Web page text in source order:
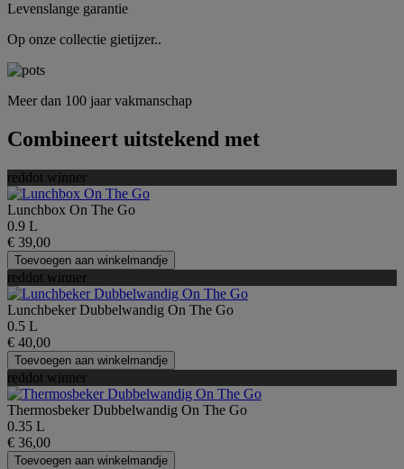
Levenslange garantie
Op onze collectie gietijzer..
Meer dan 100 jaar vakmanschap
Combineert uitstekend met
reddot winner
Lunchbox On The Go
0.9 L
€ 39,00
Toevoegen aan winkelmandje
reddot winner
Lunchbeker Dubbelwandig On The Go
0.5 L
€ 40,00
Toevoegen aan winkelmandje
reddot winner
Thermosbeker Dubbelwandig On The Go
0.35 L
€ 36,00
Toevoegen aan winkelmandje